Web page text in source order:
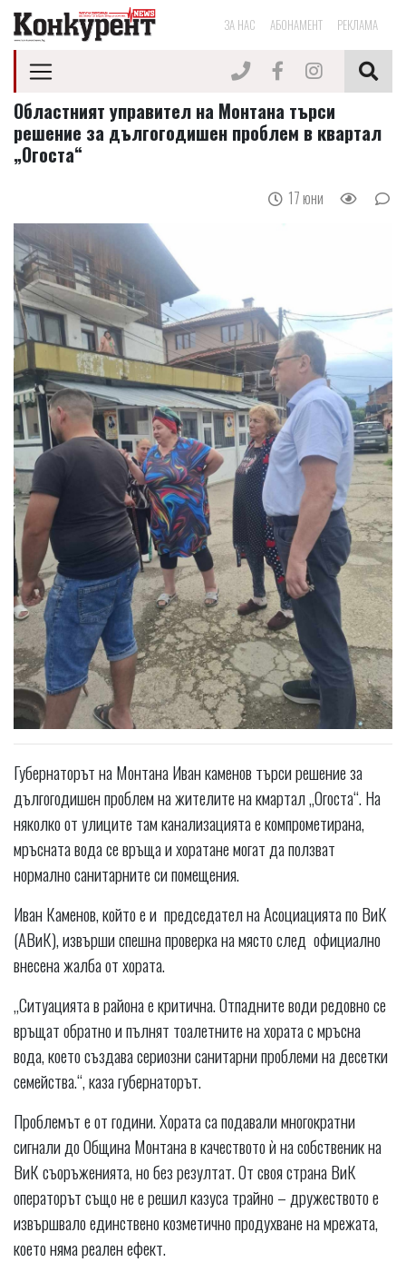
ЗА НАС АБОНАМЕНТ РЕКЛАМА
Областният управител на Монтана търси
решение за дългогодишен проблем в квартал
„Огоста“
17 юни
Губернаторът на Монтана Иван каменов търси решение за
дългогодишен проблем на жителите на кмартал „Огоста“. На
няколко от улиците там канализацията е компрометирана,
мръсната вода се връща и хоратане могат да ползват
нормално санитарните си помещения.
Иван Каменов, който е и председател на Асоциацията по ВиК
(АВиК), извърши спешна проверка на място след официално
внесена жалба от хората.
„Ситуацията в района е критична. Отпадните води редовно се
връщат обратно и пълнят тоалетните на хората с мръсна
вода, което създава сериозни санитарни проблеми на десетки
семейства.“, каза губернаторът.
Проблемът е от години. Хората са подавали многократни
сигнали до Община Монтана в качеството ѝ на собственик на
ВиК съоръженията, но без резултат. От своя страна ВиК
операторът също не е решил казуса трайно – дружеството е
извършвало единствено козметично продухване на мрежата,
което няма реален ефект.